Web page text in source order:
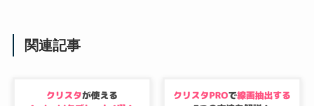
関連記事